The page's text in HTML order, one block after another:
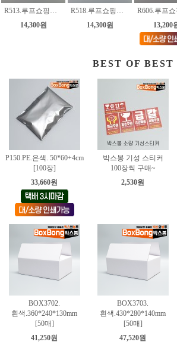
R513.루프쇼핑백.꽃 [3종]
14,300원
R518.루프쇼핑백.밤색땡땡이 [3종]
14,300원
13,200
BEST OF BEST
P150.PE.은색. 50*60+4cm
[100장]
33,660원
박스봉 기성 스티커
100장씩 구매~
2,530원
BOX3702.
흰색.360*240*130mm
[50매]
41,250원
BOX3703.
흰색.430*280*140mm
[50매]
47,520원